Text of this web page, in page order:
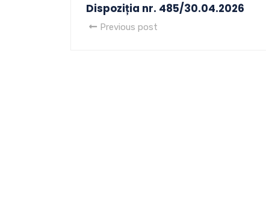
Dispoziția nr. 485/30.04.2026
Previous post